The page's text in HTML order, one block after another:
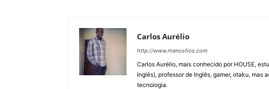
Carlos Aurélio
http://www.menosfios.com
Carlos Aurélio, mais conhecido por HOUSE,
Inglês), professor de Inglês, gamer, otaku, mas
tecnologia.